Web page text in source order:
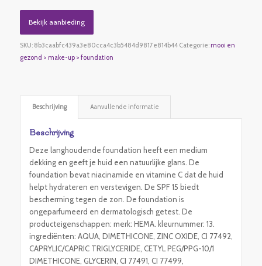
Bekijk aanbieding
SKU: 8b3caabfc439a3e80cca4c3b5484d9817e814b44 Categorie: mooi en
gezond > make-up > foundation
Beschrijving Aanvullende informatie
Beschrijving
Deze langhoudende foundation heeft een medium
dekking en geeft je huid een natuurlijke glans. De
foundation bevat niacinamide en vitamine C dat de huid
helpt hydrateren en verstevigen. De SPF 15 biedt
bescherming tegen de zon. De foundation is
ongeparfumeerd en dermatologisch getest. De
producteigenschappen: merk: HEMA. kleurnummer: 13.
ingrediënten: AQUA, DIMETHICONE, ZINC OXIDE, CI 77492,
CAPRYLIC/CAPRIC TRIGLYCERIDE, CETYL PEG/PPG-10/1
DIMETHICONE, GLYCERIN, CI 77491, CI 77499,